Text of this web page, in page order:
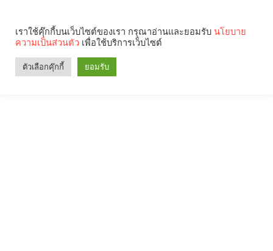
เราใช้คุ๊กกี้บนเว็บไซต์ของเรา กรุณาอ่านและยอมรับ นโยบาย
ความเป็นส่วนตัว เพื่อใช้บริการเว็บไซต์
ตัวเลือกคุ๊กกี้ ยอมรับ